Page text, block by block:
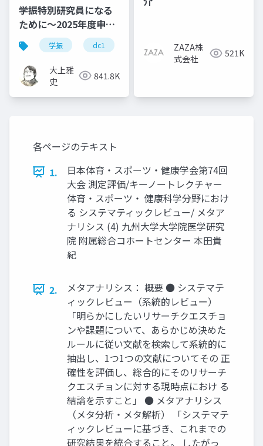
学振特別研究員になる
ために～2025年度申請
版
学振 dc1 jsps
大上雅
史
841.8K
ZAZA株
式会社
521K
各ページのテキスト
1.
日本体育・スポーツ・健康学会第74回
大会 測定評価/キーノートレクチャー
体育・スポーツ・ 健康科学分野におけ
る システマティックレビュー/ メタア
ナリシス (4) 九州大学大学院医学研究
院 附属総合コホートセンター 本田貴
紀
2.
メタアナリシス： 概要 ● システマテ
ィックレビュー（系統的レビュー）
「明らかにしたいリサーチクエスチョ
ンや課題について、あらかじめ決めた
ルールに従い文献を検索して系統的に
抽出し、1つ1つの文献についてその 正
確性を評価し、総合的にそのリサーチ
クエスチョンに対する現時点におけ る
結論を示すこと」 ● メタアナリシス
（メタ分析・メタ解析） 「システマテ
ィックレビューに基づき、これまでの
研究結果を統合すること。 したがっ